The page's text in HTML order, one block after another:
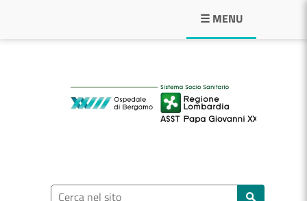
☰ MENU
ASST Papa
Ricerca nel sito